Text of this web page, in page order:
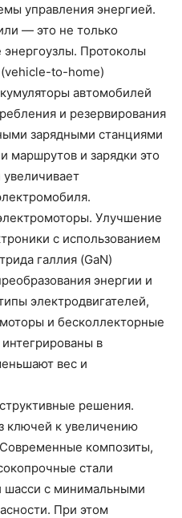
управления энергией.
— это не только
Протоколы
to-home)
автомобилей
и резервирования
зарядными станциями
маршрутов и зарядки это
увеличивает
Улучшение
с использованием
галлия (GaN)
энергии и
электродвигателей,
и бесколлекторные
в
вес и
решения.
к увеличению
композиты,
стали
шасси с минимальными
При этом